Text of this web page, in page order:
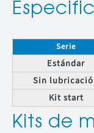
Serie
Estándar
Sin
Kit start
Kits de